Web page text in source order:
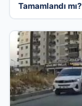
Tamamlandı mı?